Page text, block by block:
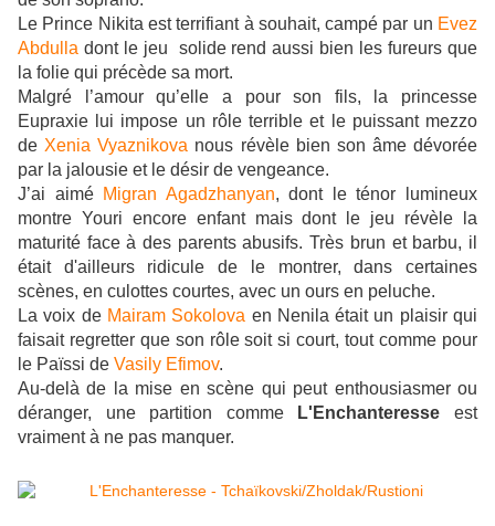
Le Prince Nikita est terrifiant à souhait, campé par un Evez
Abdulla dont le jeu solide rend aussi bien les fureurs que
la folie qui précède sa mort.
Malgré l’amour qu’elle a pour son fils, la princesse
Eupraxie lui impose un rôle terrible et le puissant mezzo
de Xenia Vyaznikova nous révèle bien son âme dévorée
par la jalousie et le désir de vengeance.
J’ai aimé Migran Agadzhanyan, dont le ténor lumineux
montre Youri encore enfant mais dont le jeu révèle la
maturité face à des parents abusifs. Très brun et barbu, il
était d'ailleurs ridicule de le montrer, dans certaines
scènes, en culottes courtes, avec un ours en peluche.
La voix de Mairam Sokolova en Nenila était un plaisir qui
faisait regretter que son rôle soit si court, tout comme pour
le Païssi de Vasily Efimov.
Au-delà de la mise en scène qui peut enthousiasmer ou
déranger, une partition comme
L'Enchanteresse est
vraiment à ne pas manquer.